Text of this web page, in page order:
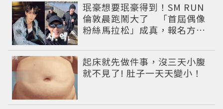
珉豪想要珉豪得到！SM RUN
倫敦晨跑鬧大了 「首屆偶像
粉絲馬拉松」成真，報名方式
起床就先做件事，沒三天小腹
就不見了! 肚子一天天變小！
PR